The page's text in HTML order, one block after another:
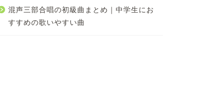
混声三部合唱の初級曲まとめ｜中学生にお
すすめの歌いやすい曲